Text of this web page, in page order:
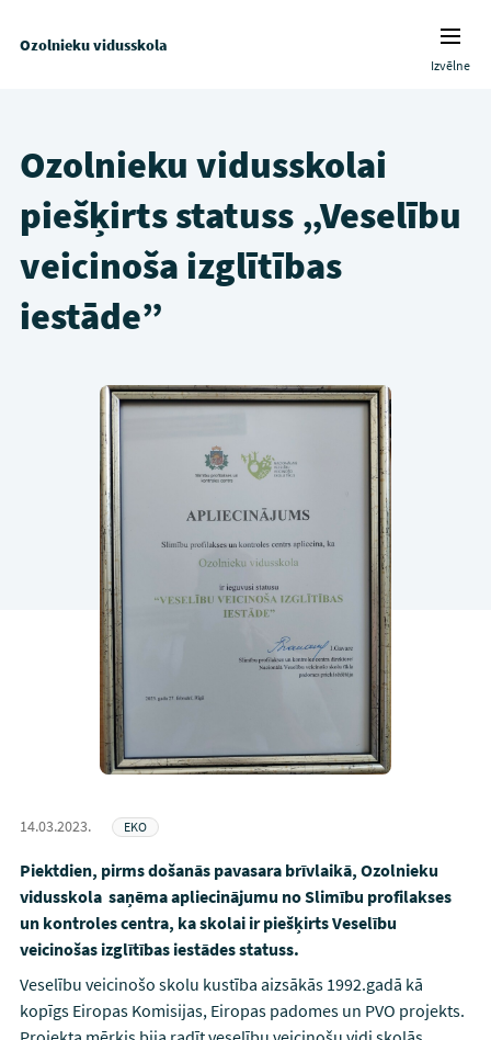
Ozolnieku vidusskola
Izvēlne
Ozolnieku vidusskolai
piešķirts statuss „Veselību
veicinoša izglītības
iestāde”
14.03.2023. EKO
Piektdien, pirms došanās pavasara brīvlaikā, Ozolnieku
vidusskola saņēma apliecinājumu no Slimību profilakses
un kontroles centra, ka skolai ir piešķirts Veselību
veicinošas izglītības iestādes statuss.
Veselību veicinošo skolu kustība aizsākās 1992.gadā kā
kopīgs Eiropas Komisijas, Eiropas padomes un PVO projekts.